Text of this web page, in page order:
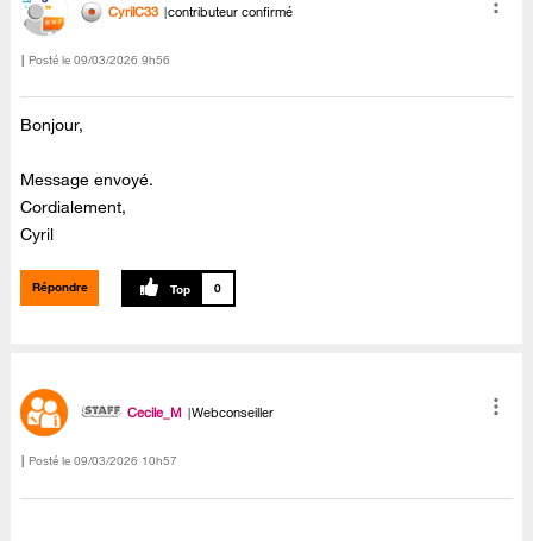
CyrilC33 contributeur confirmé
Posté le ‎09/03/2026 9h56
Bonjour,
Message envoyé.
Cordialement,
Cyril
Répondre 0
Cecile_M Webconseiller
Posté le ‎09/03/2026 10h57